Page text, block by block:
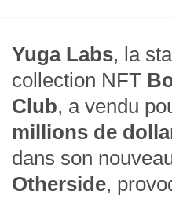
Yuga Labs, la
collection NFT
Club, a vendu
millions de
dans son
Otherside,